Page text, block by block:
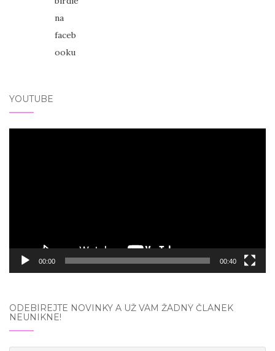
YOUTUBE
00:00 00:40
ODEBÍREJTE NOVINKY A UŽ VÁM ŽÁDNÝ ČLÁNEK
NEUNIKNE!